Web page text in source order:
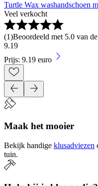
Turtle Wax washandschoen
Veel verkocht
(1)Beoordeeld met 5.0 van
9.19
Prijs: 9.19 euro
Maak het mooier
Bekijk handige klusadviezen
tuin.